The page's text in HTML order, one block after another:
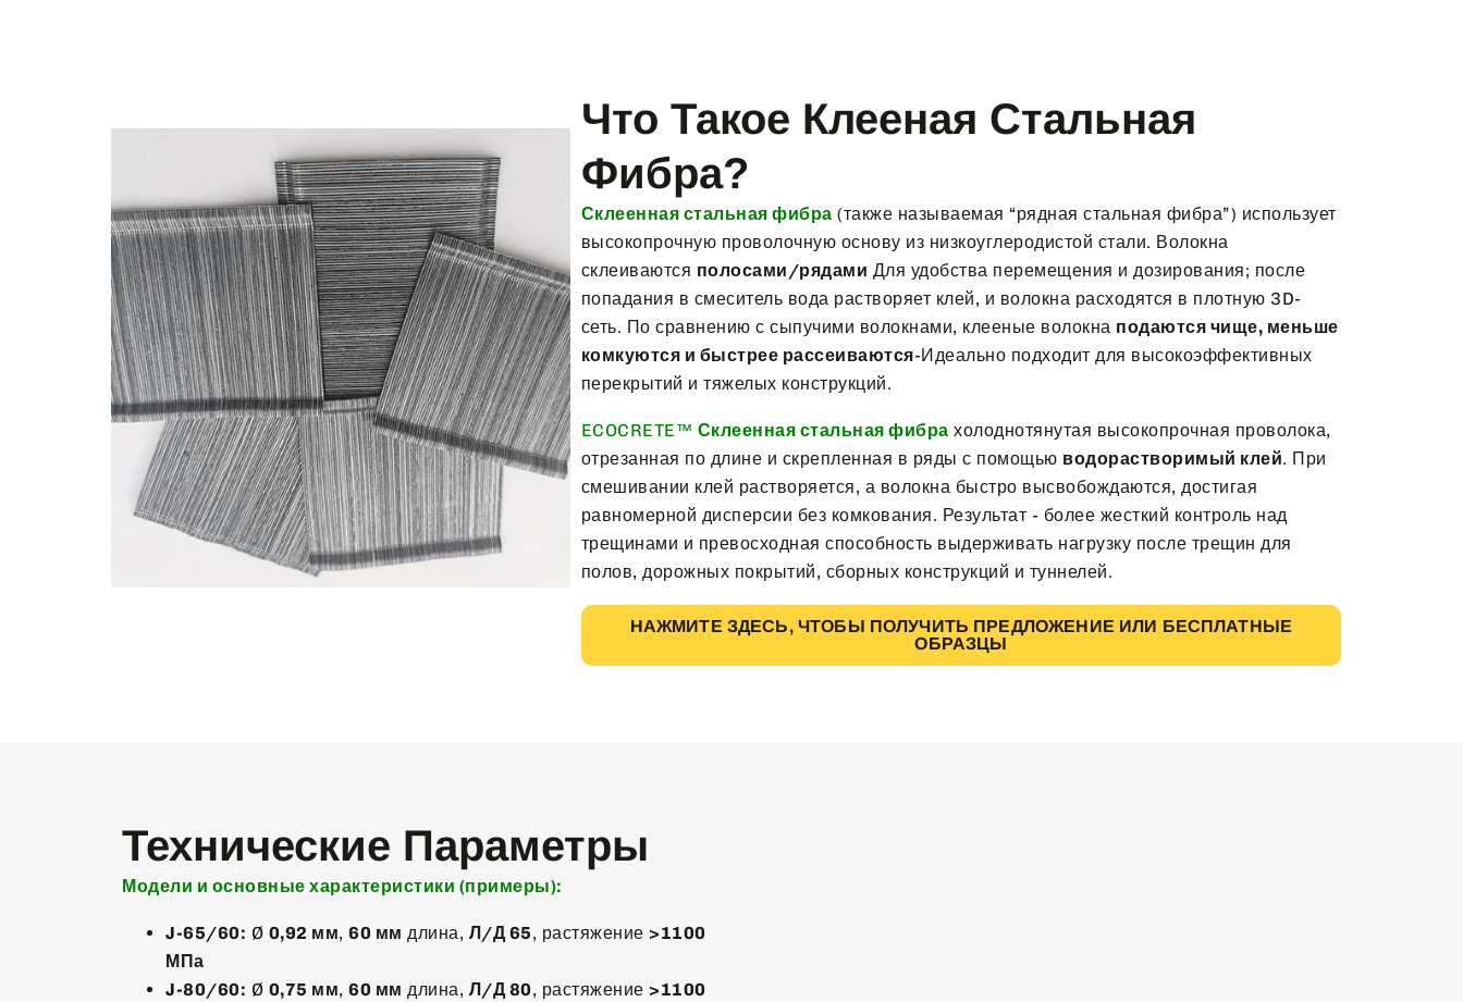
Что Такое Клееная Стальная
Фибра?
Склеенная стальная фибра (также называемая “рядная стальная фибра”) использует
высокопрочную проволочную основу из низкоуглеродистой стали. Волокна
склеиваются полосами/рядами Для удобства перемещения и дозирования; после
попадания в смеситель вода растворяет клей, и волокна расходятся в плотную 3D-
сеть. По сравнению с сыпучими волокнами, клееные волокна подаются чище, меньше
комкуются и быстрее рассеиваются-Идеально подходит для высокоэффективных
перекрытий и тяжелых конструкций.
ECOCRETE™ Склеенная стальная фибра холоднотянутая высокопрочная проволока,
отрезанная по длине и скрепленная в ряды с помощью водорастворимый клей. При
смешивании клей растворяется, а волокна быстро высвобождаются, достигая
равномерной дисперсии без комкования. Результат - более жесткий контроль над
трещинами и превосходная способность выдерживать нагрузку после трещин для
полов, дорожных покрытий, сборных конструкций и туннелей.
НАЖМИТЕ ЗДЕСЬ, ЧТОБЫ ПОЛУЧИТЬ ПРЕДЛОЖЕНИЕ ИЛИ БЕСПЛАТНЫЕ
ОБРАЗЦЫ
Технические Параметры
Модели и основные характеристики (примеры):
J-65/60: Ø 0,92 мм, 60 мм длина, Л/Д 65, растяжение >1100
МПа
J-80/60: Ø 0,75 мм, 60 мм длина, Л/Д 80, растяжение >1100